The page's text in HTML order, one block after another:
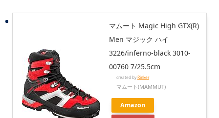
マムート Magic High GTX(R)
Men マジック ハイ
3226/inferno-black 3010-
00760 7/25.5cm
created byRinker
マムート(MAMMUT)
Amazon